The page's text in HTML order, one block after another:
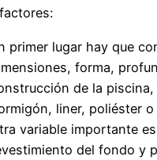
primer lugar hay que
forma,
de la piscina,
liner, poliéster o
variable importante
del fondo y